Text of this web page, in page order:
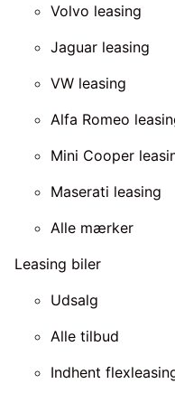
Volvo leasing
Jaguar leasing
VW leasing
Alfa Romeo
Mini Cooper
Maserati leasing
Alle mærker
Leasing biler
Udsalg
Alle tilbud
Indhent